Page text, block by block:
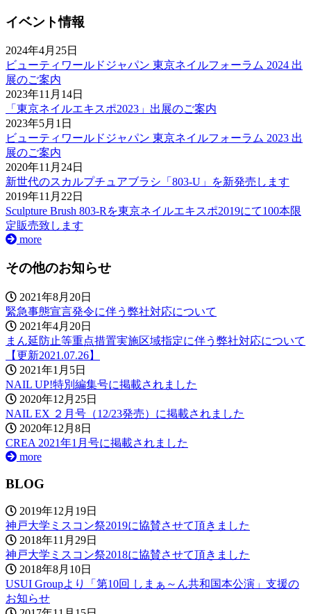
イベント情報
2024年4月25日
ビューティワールドジャパン 東京ネイルフォーラム 2024 出
展のご案内
2023年11月14日
「東京ネイルエキスポ2023」出展のご案内
2023年5月1日
ビューティワールドジャパン 東京ネイルフォーラム 2023 出
展のご案内
2020年11月24日
新世代のスカルプチュアブラシ「803-U」を新発売します
2019年11月22日
Sculpture Brush 803-Rを東京ネイルエキスポ2019にて100本限
定販売致します
more
その他のお知らせ
2021年8月20日
緊急事態宣言発令に伴う弊社対応について
2021年4月20日
まん延防止等重点措置実施区域指定に伴う弊社対応について
【更新2021.07.26】
2021年1月5日
NAIL UP!特別編集号に掲載されました
2020年12月25日
NAIL EX ２月号（12/23発売）に掲載されました
2020年12月8日
CREA 2021年1月号に掲載されました
more
BLOG
2019年12月19日
神戸大学ミスコン祭2019に協賛させて頂きました
2018年11月29日
神戸大学ミスコン祭2018に協賛させて頂きました
2018年8月10日
USUI Groupより「第10回 しまぁ～ん共和国本公演」支援の
お知らせ